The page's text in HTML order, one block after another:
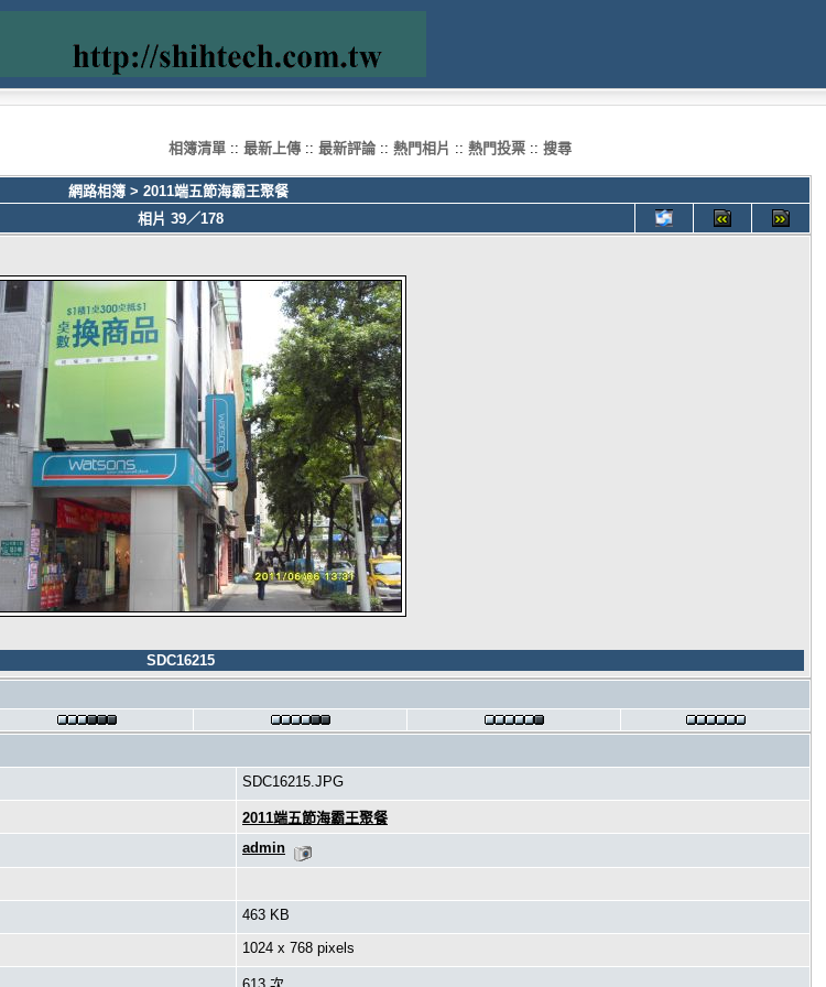
相簿清單 :: 最新上傳 :: 最新評論 :: 熱門相片 :: 熱門投票 :: 搜尋
網路相簿> 2011端五節海霸王聚餐
相片 39／178
SDC16215
SDC16215.JPG
2011端五節海霸王聚餐
admin
463 KB
1024 x 768 pixels